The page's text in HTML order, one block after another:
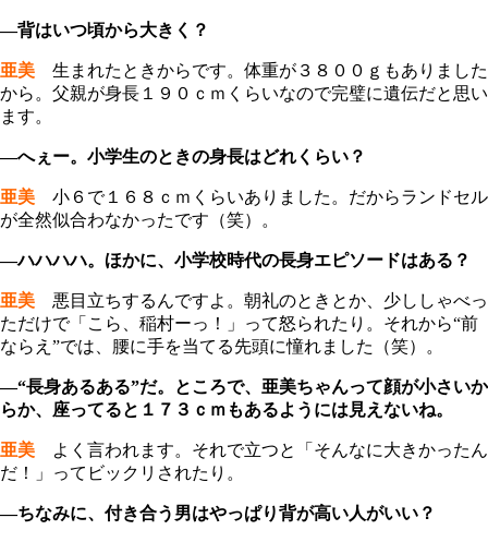
―背はいつ頃から大きく？
亜美 生まれたときからです。体重が３８００ｇもありました
から。父親が身長１９０ｃｍくらいなので完璧に遺伝だと思い
ます。
―へぇー。小学生のときの身長はどれくらい？
亜美 小６で１６８ｃｍくらいありました。だからランドセル
が全然似合わなかったです（笑）。
―ハハハハ。ほかに、小学校時代の長身エピソードはある？
亜美 悪目立ちするんですよ。朝礼のときとか、少ししゃべっ
ただけで「こら、稲村ーっ！」って怒られたり。それから“前
ならえ”では、腰に手を当てる先頭に憧れました（笑）。
―“長身あるある”だ。ところで、亜美ちゃんって顔が小さいか
らか、座ってると１７３ｃｍもあるようには見えないね。
亜美 よく言われます。それで立つと「そんなに大きかったん
だ！」ってビックリされたり。
―ちなみに、付き合う男はやっぱり背が高い人がいい？